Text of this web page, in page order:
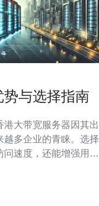
与选择指南
大带宽服务器因其出
越多企业的青睐。选择
速度，还能增强用户
电讯作为理想的服务